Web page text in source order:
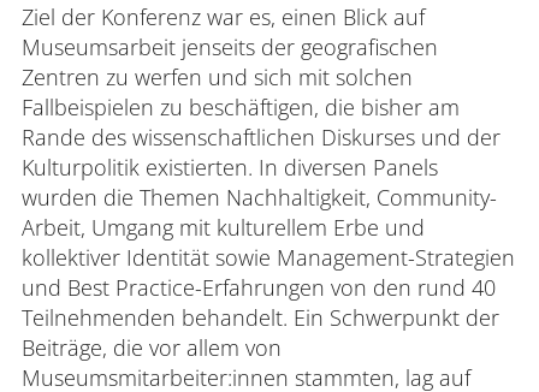
Ziel der Konferenz war es, einen Blick auf
Museumsarbeit jenseits der geografischen
Zentren zu werfen und sich mit solchen
Fallbeispielen zu beschäftigen, die bisher am
Rande des wissenschaftlichen Diskurses und der
Kulturpolitik existierten. In diversen Panels
wurden die Themen Nachhaltigkeit, Community-
Arbeit, Umgang mit kulturellem Erbe und
kollektiver Identität sowie Management-Strategien
und Best Practice-Erfahrungen von den rund 40
Teilnehmenden behandelt. Ein Schwerpunkt der
Beiträge, die vor allem von
Museumsmitarbeiter:innen stammten, lag auf